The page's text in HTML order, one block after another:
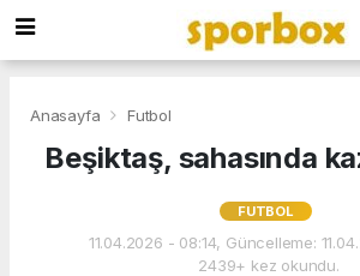
Anasayfa Futbol
Beşiktaş, sahasında
FUTBOL
11.04.2026 - 08:14, Güncelleme:
2439+ kez okundu.